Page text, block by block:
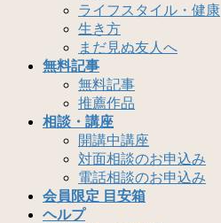
ライフスタイル・健康
生き方
まだ見ぬ友人へ
無料記事
無料記事
推薦作品
相談・講座
開講中講座
対面相談のお申込み
電話相談のお申込み
会員限定 目安箱
ヘルプ